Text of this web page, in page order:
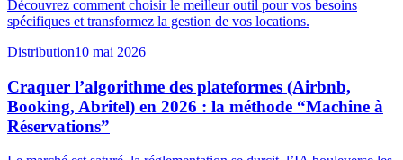
Découvrez comment choisir le meilleur outil pour vos besoins
spécifiques et transformez la gestion de vos locations.
Distribution10 mai 2026
Craquer l’algorithme des plateformes (Airbnb,
Booking, Abritel) en 2026 : la méthode “Machine à
Réservations”